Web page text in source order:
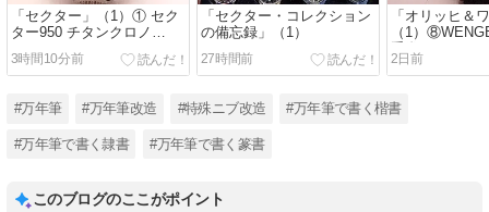
「セクター」（1）① セク
ター950 チタンクロノ
024/250
3時間10分前
「セクター・コレクション
の備忘録」（1）
27時間前
「オリッヒ＆
（1）
手巻き100M
2日前
#万年筆 #万年筆改造 #特殊ニブ改造 #万年筆で書く楷書
#万年筆で書く隷書 #万年筆で書く篆書
このブログのここがポイント